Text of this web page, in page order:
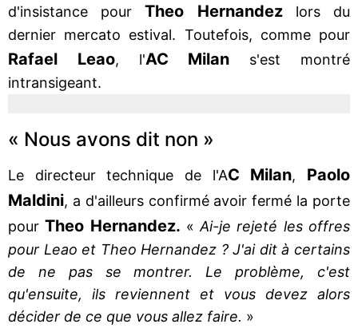
d'insistance pourTheo Hernandez
lors du
dernier mercato estival. Toutefois, comme pour
Rafael Leao, l'AC Milan s'est montré
intransigeant.
« Nous avons dit non »
Le directeur technique de l'AC Milan, Paolo
Maldini, a d'ailleurs confirmé avoir fermé la porte
pourTheo Hernandez. « Ai-je rejeté les offres
pour Leao et Theo Hernandez ? J'ai dit à certains
de ne pas se montrer. Le problème, c'est
qu'ensuite, ils reviennent et vous devez alors
décider de ce que vous allez faire. »